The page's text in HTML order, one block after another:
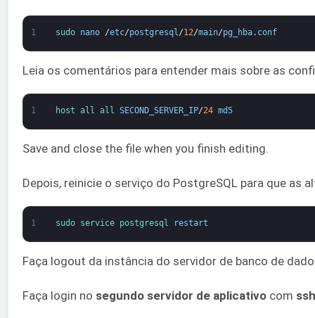
1 sudo nano /etc/postgresql/12/main/pg_hba. conf
Leia os comentários para entender mais sobre as
1 host all all SECOND_SERVER_IP/24 md5
Save and close the file when you finish editing.
Depois, reinicie o serviço do PostgreSQL para que as
1 sudo service postgresql restart
Faça logout da instância do servidor de banco de
Faça login no segundo servidor de aplicativo com ssh